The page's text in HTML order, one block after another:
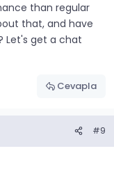
than regular
that, and have
Let's get a chat
Cevapla
#9